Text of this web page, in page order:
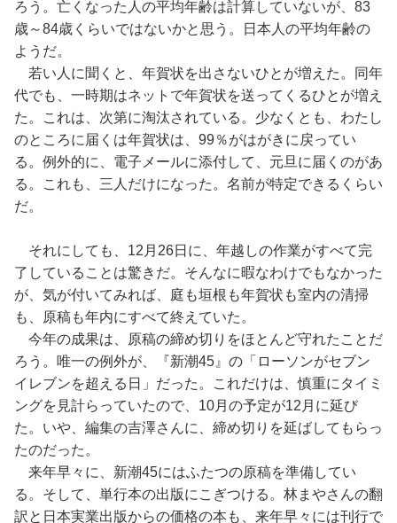
ろう。亡くなった人の平均年齢は計算していないが、83
歳～84歳くらいではないかと思う。日本人の平均年齢の
ようだ。
若い人に聞くと、年賀状を出さないひとが増えた。同年
代でも、一時期はネットで年賀状を送ってくるひとが増え
た。これは、次第に淘汰されている。少なくとも、わたし
のところに届くは年賀状は、99％がはがきに戻ってい
る。例外的に、電子メールに添付して、元旦に届くのがあ
る。これも、三人だけになった。名前が特定できるくらい
だ。
それにしても、12月26日に、年越しの作業がすべて完
了していることは驚きだ。そんなに暇なわけでもなかった
が、気が付いてみれば、庭も垣根も年賀状も室内の清掃
も、原稿も年内にすべて終えていた。
今年の成果は、原稿の締め切りをほとんど守れたことだ
ろう。唯一の例外が、『新潮45』の「ローソンがセブン
イレブンを超える日」だった。これだけは、慎重にタイミ
ングを見計らっていたので、10月の予定が12月に延び
た。いや、編集の吉澤さんに、締め切りを延ばしてもらっ
たのだった。
来年早々に、新潮45にはふたつの原稿を準備してい
る。そして、単行本の出版にこぎつける。林まやさんの翻
訳と日本実業出版からの価格の本も、来年早々には刊行で